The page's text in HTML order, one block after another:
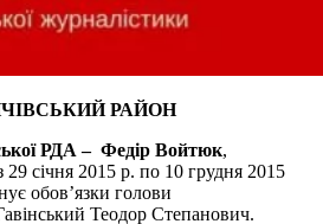
РАЙОН
РДА – Федір Войтюк,
січня 2015 р. по 10 грудня 2015
обов’язки голови
Теодор Степанович.